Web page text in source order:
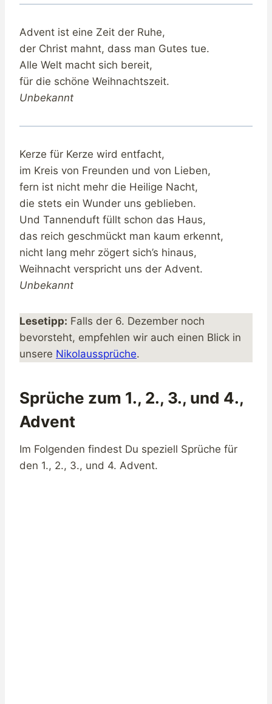
Advent ist eine Zeit der Ruhe,
der Christ mahnt, dass man Gutes tue.
Alle Welt macht sich bereit,
für die schöne Weihnachtszeit.
Unbekannt
Kerze für Kerze wird entfacht,
im Kreis von Freunden und von Lieben,
fern ist nicht mehr die Heilige Nacht,
die stets ein Wunder uns geblieben.
Und Tannenduft füllt schon das Haus,
das reich geschmückt man kaum erkennt,
nicht lang mehr zögert sich’s hinaus,
Weihnacht verspricht uns der Advent.
Unbekannt
Lesetipp: Falls der 6. Dezember noch
bevorsteht, empfehlen wir auch einen Blick in
unsere Nikolaussprüche.
Sprüche zum 1., 2., 3., und 4.,
Advent
Im Folgenden findest Du speziell Sprüche für
den 1., 2., 3., und 4. Advent.